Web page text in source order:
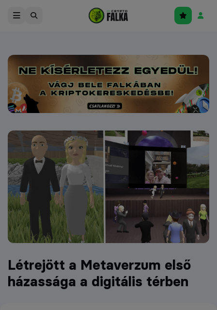
Létrejött a Metaverzum első
házassága a digitális térben